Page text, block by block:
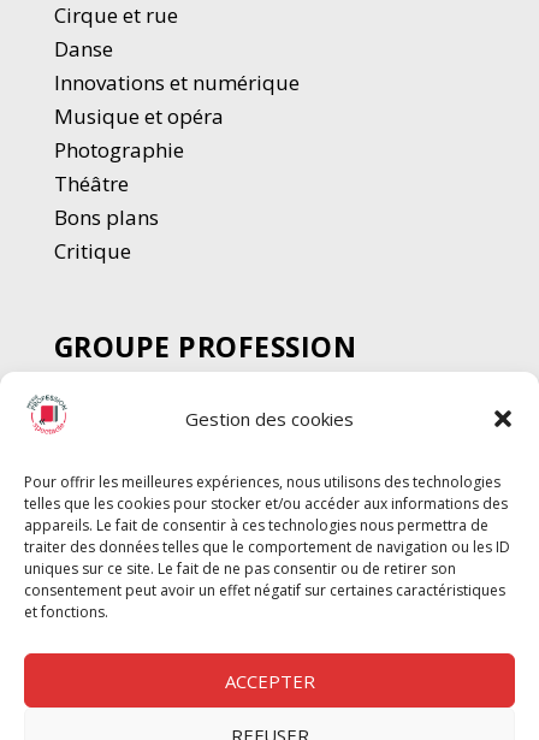
Gestion des cookies
Pour offrir les meilleures expériences, nous utilisons des technologies
telles que les cookies pour stocker et/ou accéder aux informations des
appareils. Le fait de consentir à ces technologies nous permettra de
traiter des données telles que le comportement de navigation ou les ID
uniques sur ce site. Le fait de ne pas consentir ou de retirer son
consentement peut avoir un effet négatif sur certaines caractéristiques
et fonctions.
ACCEPTER
REFUSER
Cirque et rue
Danse
Innovations et numérique
Musique et opéra
Photographie
Théâtre
Bons plans
Critique
GROUPE PROFESSION
SPECTACLE
Chèque Intermittents
Chèque Compta
Chèque Emploi Spectacle
G-Pods
Profession Audio-visuel